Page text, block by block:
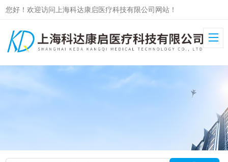
您好！欢迎访问上海科达康启医疗科技有限公司网站！